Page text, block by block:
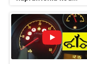
wejściowy/prędkośc
i turbiny